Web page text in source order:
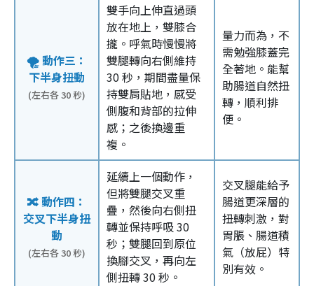
🌪️ 動作三：
下半身扭動
(左右各 30 秒)
雙手向上伸直過頭
放在地上，雙膝合
攏。呼氣時慢慢將
雙腿轉向右側維持
30 秒，期間盡量保
持雙肩貼地，感受
側腹和背部的拉伸
感；之後換邊重
複。
量力而為，不
需勉強膝蓋完
全著地。能幫
助腸道自然扭
轉，順利排
便。
🔀 動作四：
交叉下半身扭
動
(左右各 30 秒)
延續上一個動作，
但將雙腿交叉重
疊，然後向右側扭
轉並保持呼吸 30
秒；雙腿回到原位
換腳交叉，再向左
側扭轉 30 秒。
交叉腿能給予
腸道更深層的
扭轉刺激，對
胃脹、腸道積
氣（放屁）特
別有效。